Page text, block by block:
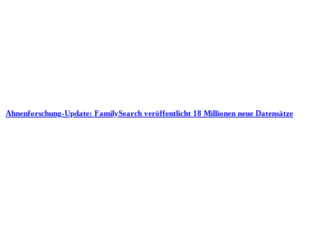
Ahnenforschung-Update: FamilySearch veröffentlicht 18 Millionen neue Datensätze